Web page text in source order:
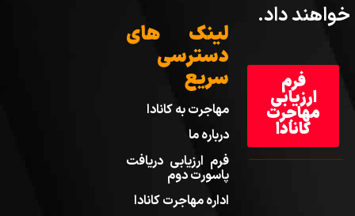
خواهند داد.
فرم
ارزیابی
مهاجرت
کانادا
لینک های
دسترسی
سریع
مهاجرت به کانادا
درباره ما
فرم ارزیابی دریافت
پاسورت دوم
اداره مهاجرت کانادا